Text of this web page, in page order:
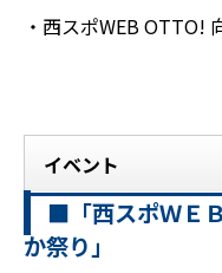
・西スポWEB OTTO!
イベント
■「西スポＷＥ
か祭り」